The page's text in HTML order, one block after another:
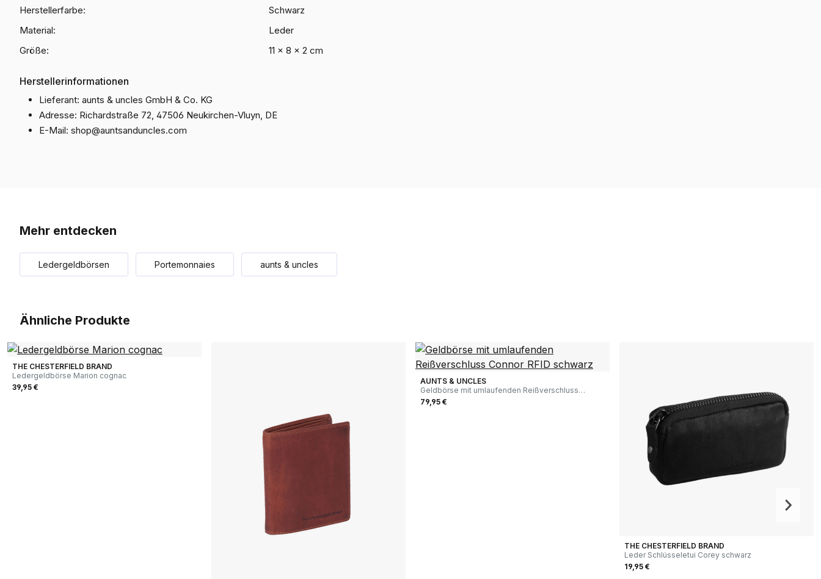
Herstellerfarbe:
Schwarz
Material:
Leder
Größe:
11 × 8 × 2 cm
Herstellerinformationen
Lieferant: aunts & uncles GmbH & Co. KG
Adresse: Richardstraße 72, 47506 Neukirchen-Vluyn, DE
E-Mail: shop@auntsanduncles.com
Mehr entdecken
Ledergeldbörsen Portemonnaies aunts & uncles
Ähnliche Produkte
THE CHESTERFIELD BRAND
Ledergeldbörse Marion cognac
39,95 €
AUNTS & UNCLES
Geldbörse mit umlaufenden Reißverschluss
Connor RFID schwarz
79,95 €
THE CHESTERFIELD BRAND
Leder Schlüsseletui Corey schwarz
19,95 €